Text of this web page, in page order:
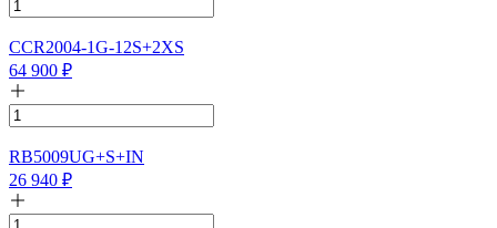
CCR2004-1G-12S+2XS
64 900 ₽
RB5009UG+S+IN
26 940 ₽